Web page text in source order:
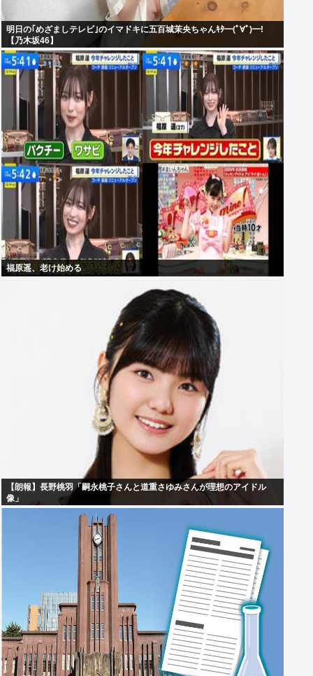
明日の｢めざましテレビ｣のイマドキに五百城茉央ちゃんｷﾀ━(ﾟ∀ﾟ)━!
【乃木坂46】
福原遥、老け始める
【朗報】長野桃羽「嗣永桃子さんと道重さゆみさんが理想のアイドル
像」